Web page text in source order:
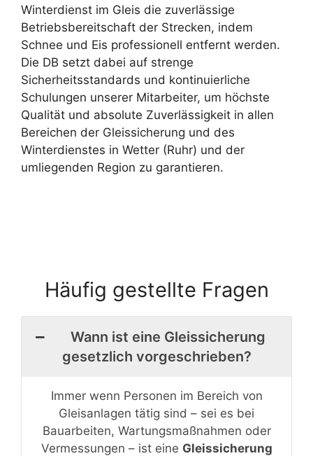
Winterdienst im Gleis die zuverlässige
Betriebsbereitschaft der Strecken, indem
Schnee und Eis professionell entfernt werden.
Die DB setzt dabei auf strenge
Sicherheitsstandards und kontinuierliche
Schulungen unserer Mitarbeiter, um höchste
Qualität und absolute Zuverlässigkeit in allen
Bereichen der Gleissicherung und des
Winterdienstes in Wetter (Ruhr) und der
umliegenden Region zu garantieren.
Häufig gestellte Fragen
Wann ist eine Gleissicherung
gesetzlich vorgeschrieben?
Immer wenn Personen im Bereich von
Gleisanlagen tätig sind – sei es bei
Bauarbeiten, Wartungsmaßnahmen oder
Vermessungen – ist eine Gleissicherung